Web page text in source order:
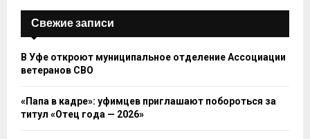
Свежие записи
В Уфе откроют муниципальное отделение Ассоциации
ветеранов СВО
«Папа в кадре»: уфимцев приглашают побороться за
титул «Отец года — 2026»